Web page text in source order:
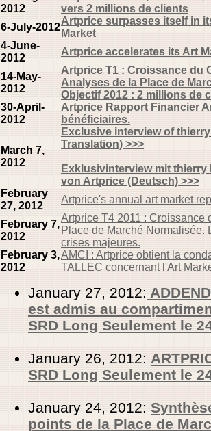
2012
vers 2 millions de clients
6-July-2012
Artprice surpasses itself in
Market
4-June-
2012
Artprice accelerates its Art
14-May-
2012
Artprice T1 : Croissance du
Analyses de la Place de
Objectif 2012 : 2 millions de
30-April-
2012
Artprice Rapport Financier
bénéficiaires.
March 7,
2012
Exclusive interview of
Translation) >>>
Exklusivinterview mit thierry
von Artprice (Deutsch) >>>
February
27, 2012
Artprice's annual art market
February 7,
2012
Artprice T4 2011 : Croissance
Place de Marché Normalisée.
crises majeures.
February 3,
2012
AMCI : Artprice obtient la
TALLEC concernant l'Art
January 27, 2012:
est admis au
SRD Long Seulement le
January 26, 2012:
SRD Long Seulement le
January 24, 2012:
points de la Place de